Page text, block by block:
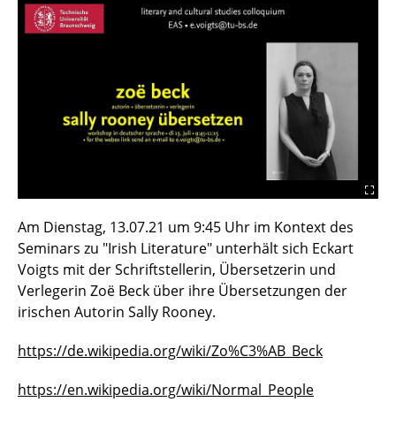
Am Dienstag, 13.07.21 um 9:45 Uhr im Kontext des
Seminars zu "Irish Literature" unterhält sich Eckart
Voigts mit der Schriftstellerin, Übersetzerin und
Verlegerin Zoë Beck über ihre Übersetzungen der
irischen Autorin Sally Rooney.
https://de.wikipedia.org/wiki/Zo%C3%AB_Beck
https://en.wikipedia.org/wiki/Normal_People